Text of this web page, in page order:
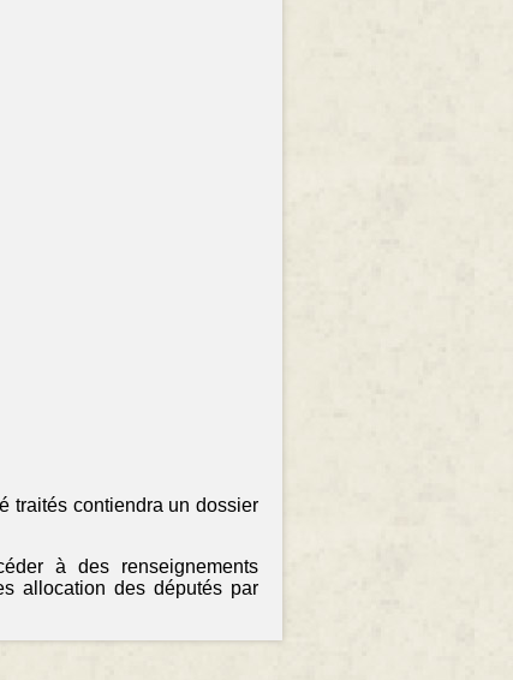
traités contiendra un dossier
à des renseignements
allocation des députés par